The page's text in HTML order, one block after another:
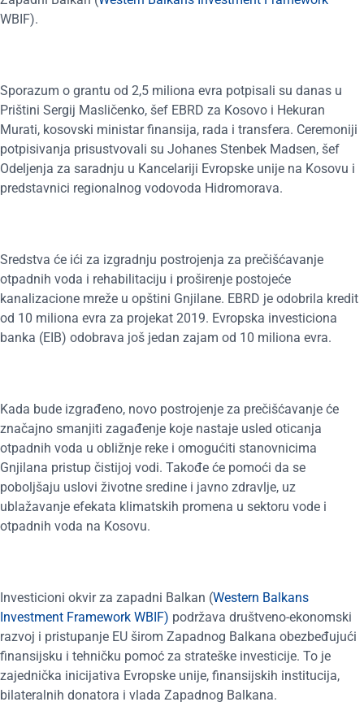
WBIF).
Sporazum o grantu od 2,5 miliona evra potpisali su danas u
Prištini Sergij Masličenko, šef EBRD za Kosovo i Hekuran
Murati, kosovski ministar finansija, rada i transfera. Ceremoniji
potpisivanja prisustvovali su Johanes Stenbek Madsen, šef
Odeljenja za saradnju u Kancelariji Evropske unije na Kosovu i
predstavnici regionalnog vodovoda Hidromorava.
Sredstva će ići za izgradnju postrojenja za prečišćavanje
otpadnih voda i rehabilitaciju i proširenje postojeće
kanalizacione mreže u opštini Gnjilane. EBRD je odobrila kredit
od 10 miliona evra za projekat 2019. Evropska investiciona
banka (EIB) odobrava još jedan zajam od 10 miliona evra.
Kada bude izgrađeno, novo postrojenje za prečišćavanje će
značajno smanjiti zagađenje koje nastaje usled oticanja
otpadnih voda u obližnje reke i omogućiti stanovnicima
Gnjilana pristup čistijoj vodi. Takođe će pomoći da se
poboljšaju uslovi životne sredine i javno zdravlje, uz
ublažavanje efekata klimatskih promena u sektoru vode i
otpadnih voda na Kosovu.
Investicioni okvir za zapadni Balkan (Western Balkans
Investment Framework WBIF) podržava društveno-ekonomski
razvoj i pristupanje EU širom Zapadnog Balkana obezbeđujući
finansijsku i tehničku pomoć za strateške investicije. To je
zajednička inicijativa Evropske unije, finansijskih institucija,
bilateralnih donatora i vlada Zapadnog Balkana.